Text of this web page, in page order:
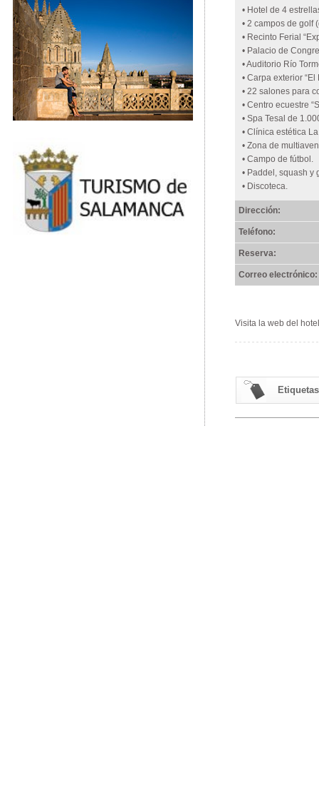
• Hotel de 4
• 2 campos de golf
• Recinto Ferial
• Palacio de
• Auditorio Río
• Carpa exterior
• 22 salones para
• Centro ecuestre
• Spa Tesal de
• Clínica estética
• Zona de
• Campo de fútbol.
• Paddel, squash y
• Discoteca.
Dirección:
Teléfono:
Reserva:
Correo electrónico:
Visita la web del